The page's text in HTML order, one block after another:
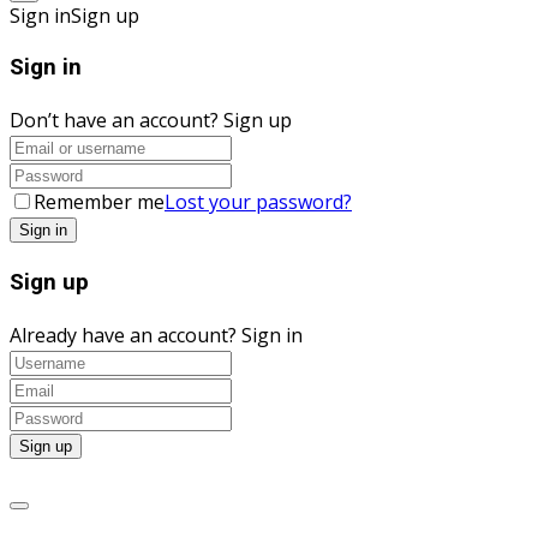
Sign inSign up
Sign in
Don’t have an account? Sign up
Remember meLost your password?
Sign up
Already have an account? Sign in